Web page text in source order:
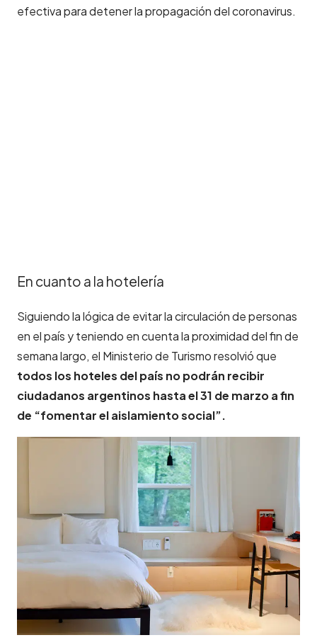
efectiva para detener la propagación del coronavirus.
En cuanto a la hotelería
Siguiendo la lógica de evitar la circulación de personas
en el país y teniendo en cuenta la proximidad del fin de
semana largo, el Ministerio de Turismo resolvió que
todos los hoteles del país no podrán recibir
ciudadanos argentinos hasta el 31 de marzo a fin
de “fomentar el aislamiento social”.